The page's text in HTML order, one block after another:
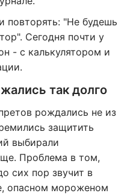
повторять: "Не будешь
Сегодня почти у
- с калькулятором и
так долго
рождались не из
защитить
выбирали
Проблема в том,
сих пор звучит в
опасном мороженом